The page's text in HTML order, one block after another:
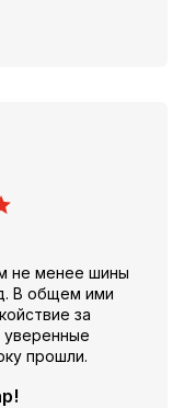
не менее шины
В общем ими
за
прошли.